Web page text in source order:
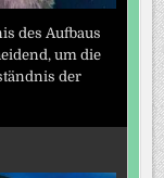
des Aufbaus
um die
der